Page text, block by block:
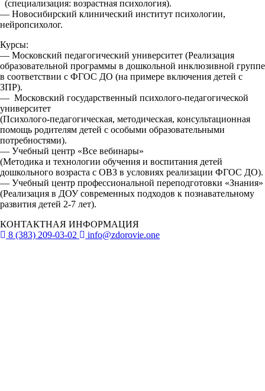
(специализация: возрастная психология).
— Новосибирский клинический институт психологии,
нейропсихолог.
Курсы:
— Московский педагогический университет (Реализация
образовательной программы в дошкольной инклюзивной группе
в соответствии с ФГОС ДО (на примере включения детей с
ЗПР).
— Московский государственный психолого-педагогической
университет
(Психолого-педагогическая, методическая, консультационная
помощь родителям детей с особыми образовательными
потребностями).
— Учебный центр «Все вебинары»
(Методика и технологии обучения и воспитания детей
дошкольного возраста с ОВЗ в условиях реализации ФГОС ДО).
— Учебный центр профессиональной переподготовки «Знания»
(Реализация в ДОУ современных подходов к познавательному
развития детей 2-7 лет).
КОНТАКТНАЯ ИНФОРМАЦИЯ
8 (383) 209-03-02
info@zdorovie.one